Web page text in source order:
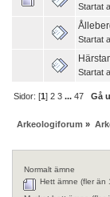
Startat
Startat
Startat
Sidor: [1]2 3 ...47 Gå
Arkeologiforum »
Normalt ämne
Hett ämne (fler än